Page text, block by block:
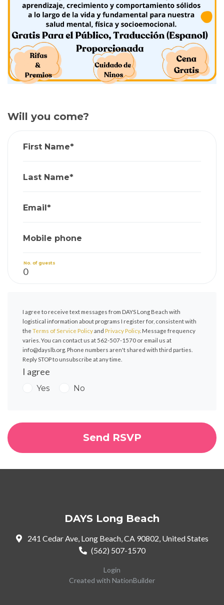
Will you come?
First Name*
Last Name*
Email*
Mobile phone
No. of guests
I agree to receive text messages from DAYS Long Beach with
logistical information about programs I register for, consistent with
the Terms of Service Policyand Privacy Policy. Message frequency
varies. You can contact us at 562-507-1570 or email us at
info@dayslb.org . Phone numbers aren't shared with third parties.
Reply STOP to unsubscribe at any time.
I agree
Yes No
DAYS Long Beach
241 Cedar Ave, Long Beach, CA 90802, United States
(562) 507-1570
Login
Created with NationBuilder